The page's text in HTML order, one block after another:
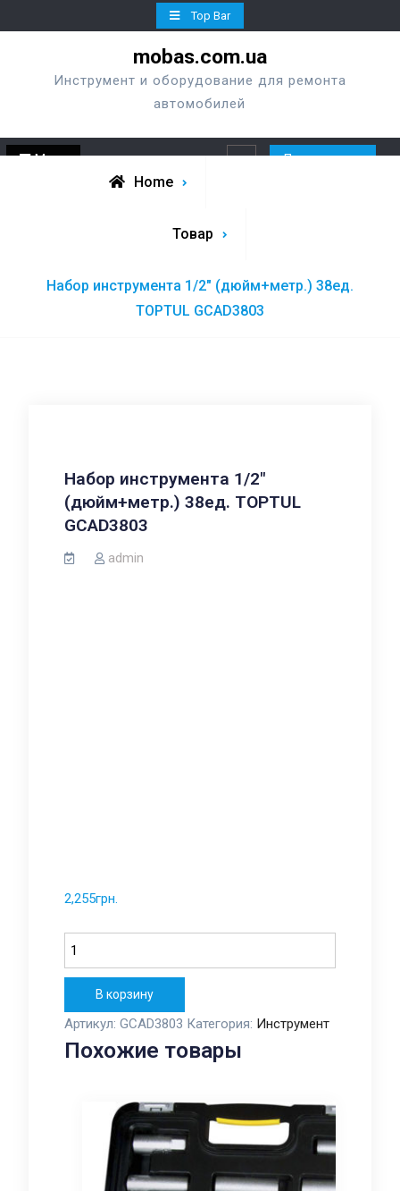
to
Top Bar
mobas.com.ua
Инструмент и оборудование для ремонта
автомобилей
Menu Перезвонить
Home
Товар
Набор инструмента 1/2″ (дюйм+метр.) 38ед.
TOPTUL GCAD3803
Набор инструмента 1/2″
(дюйм+метр.) 38ед. TOPTUL
GCAD3803
admin
2,255грн.
Количество
В корзину
Артикул: GCAD3803 Категория: Инструмент
Похожие товары